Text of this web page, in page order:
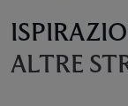
ALTRE